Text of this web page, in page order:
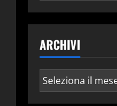
ARCHIVI
Archivi